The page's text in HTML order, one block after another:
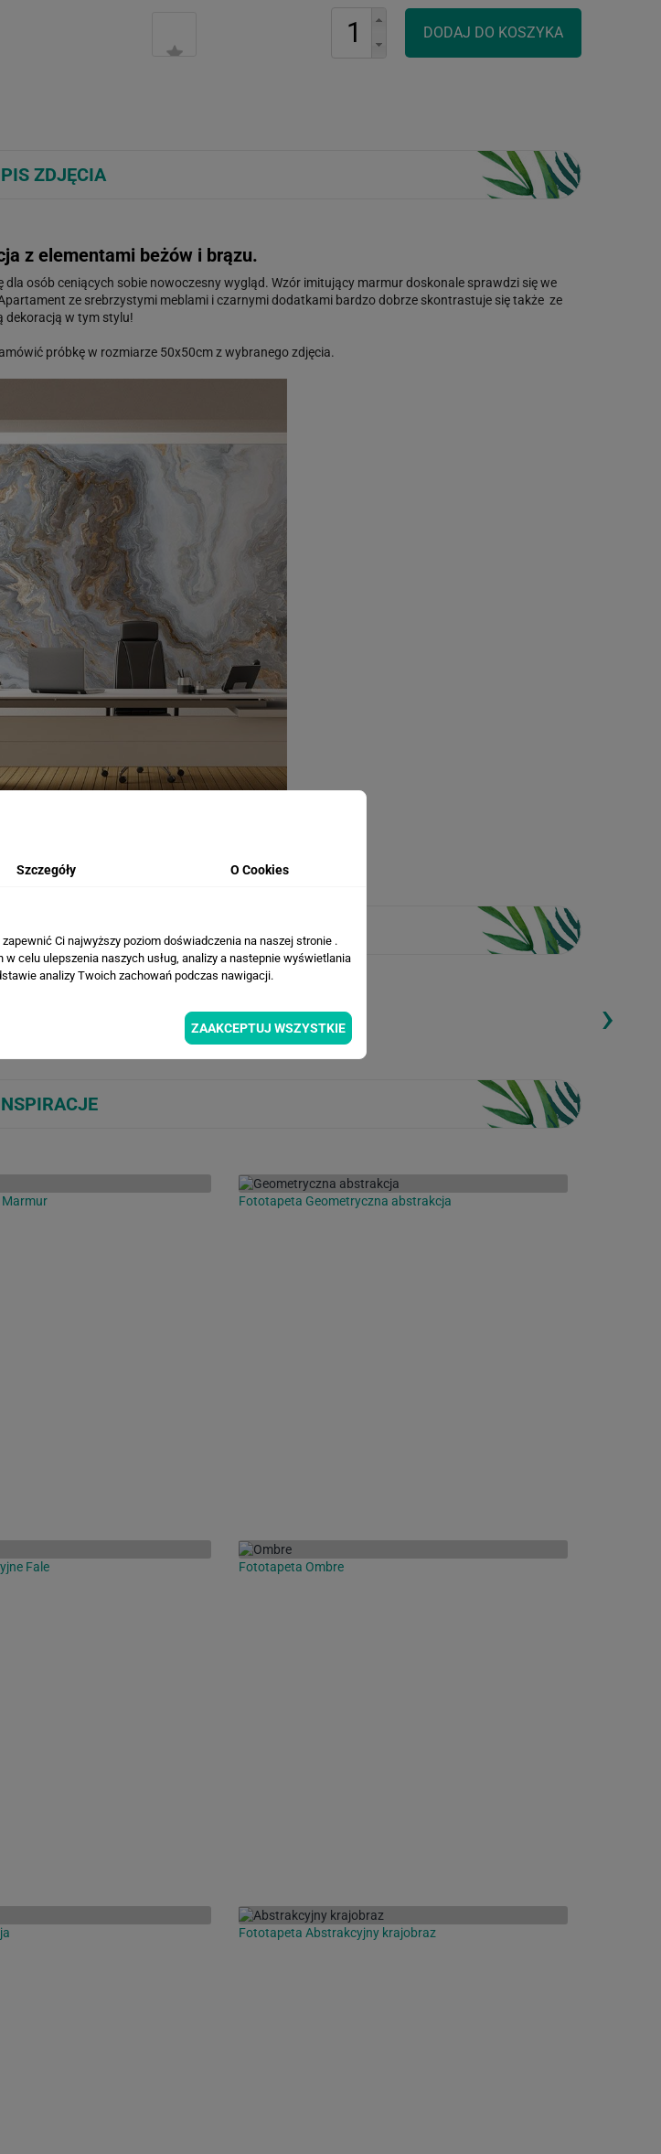
ZDJĘCIA
z elementami beżów i brązu.
osób ceniących sobie nowoczesny wygląd. Wzór imitujący marmur doskonale sprawdzi się we
ze srebrzystymi meblami i czarnymi dodatkami bardzo dobrze skontrastuje się także ze
dekoracją w tym stylu!
próbkę w rozmiarze 50x50cm z wybranego zdjęcia.
PRODUKTU
Loading... Loading...
›
Marmur Fototapeta Geometryczna abstrakcja
Fale Fototapeta Ombre
Fototapeta Abstrakcyjny krajobraz
Szczegóły O Cookies
Ci najwyższy poziom doświadczenia na naszej stronie .
celu ulepszenia naszych usług, analizy a nastepnie wyświetlania
analizy Twoich zachowań podczas nawigacji.
ZAAKCEPTUJ WSZYSTKIE